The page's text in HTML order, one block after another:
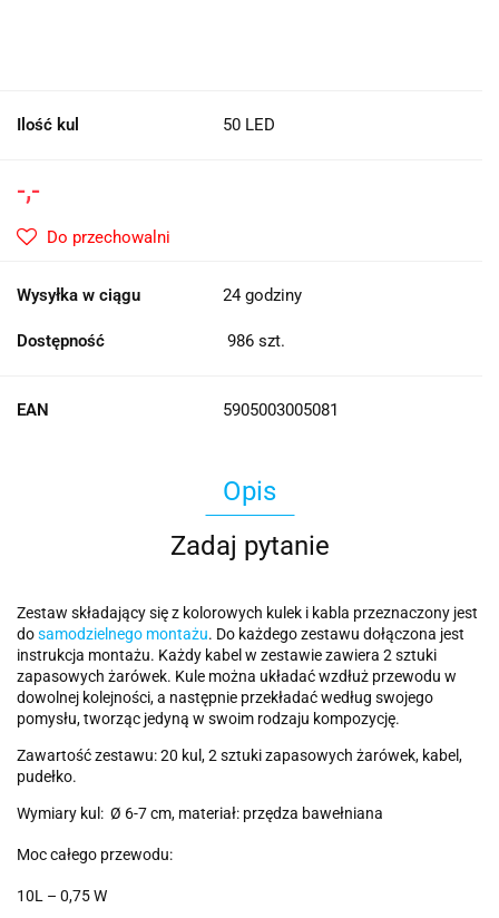
Ilość kul 50 LED
-,-
Do przechowalni
Wysyłka w ciągu 24 godziny
Dostępność 986 szt.
EAN 5905003005081
Opis
Zadaj pytanie
Zestaw składający się z kolorowych kulek i kabla przeznaczony jest
dosamodzielnego montażu. Do każdego zestawu dołączona jest
instrukcja montażu. Każdy kabel w zestawie zawiera 2 sztuki
zapasowych żarówek. Kule można układać wzdłuż przewodu w
dowolnej kolejności, a następnie przekładać według swojego
pomysłu, tworząc jedyną w swoim rodzaju kompozycję.
Zawartość zestawu: 20 kul, 2 sztuki zapasowych żarówek, kabel,
pudełko.
Wymiary kul: Ø 6-7 cm, materiał: przędza bawełniana
Moc całego przewodu:
10L – 0,75 W